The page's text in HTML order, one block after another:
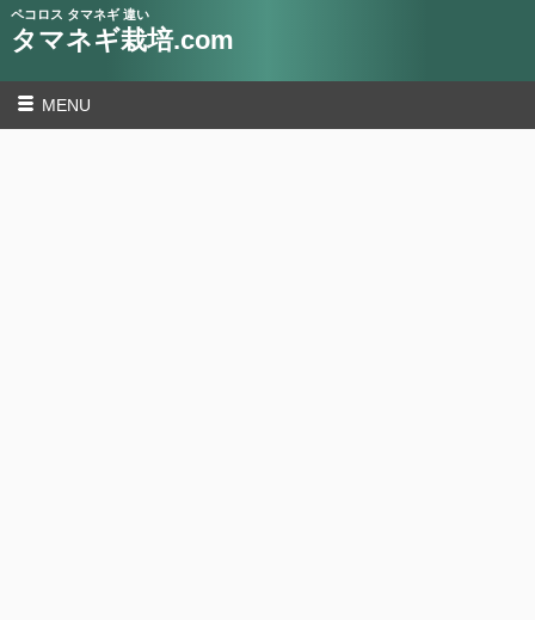
ペコロス タマネギ 違い
タマネギ栽培.com
MENU